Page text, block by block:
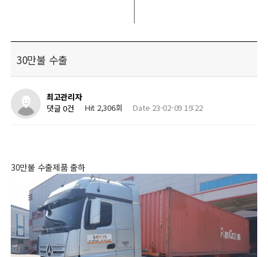
30만불 수출
최고관리자
댓글 0건
Hit 2,306회 Date 23-02-09 19:22
30만불 수출제품 출하